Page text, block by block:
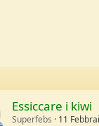
Essiccare i kiwi
Superfebs
11